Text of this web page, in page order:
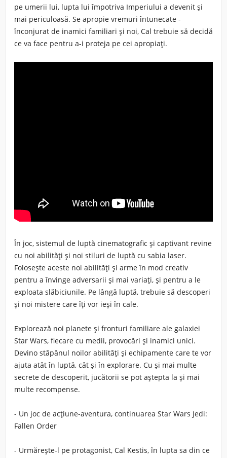
pe umerii lui, lupta lui împotriva Imperiului a devenit și
mai periculoasă. Se apropie vremuri întunecate -
înconjurat de inamici familiari și noi, Cal trebuie să decidă
ce va face pentru a-i proteja pe cei apropiați.
În joc, sistemul de luptă cinematografic și captivant revine
cu noi abilități și noi stiluri de luptă cu sabia laser.
Folosește aceste noi abilități și arme în mod creativ
pentru a învinge adversarii și mai variați, și pentru a le
exploata slăbiciunile. Pe lângă luptă, trebuie să descoperi
și noi mistere care îți vor ieși în cale.
Explorează noi planete și fronturi familiare ale galaxiei
Star Wars, fiecare cu medii, provocări și inamici unici.
Devino stăpânul noilor abilități și echipamente care te vor
ajuta atât în ​​luptă, cât și în explorare. Cu și mai multe
secrete de descoperit, jucătorii se pot aștepta la și mai
multe recompense.
- Un joc de acțiune-aventura, continuarea Star Wars Jedi:
Fallen Order
- Urmărește-l pe protagonist, Cal Kestis, în lupta sa din ce